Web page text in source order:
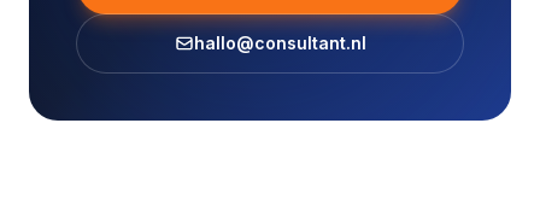
hallo@consultant.nl